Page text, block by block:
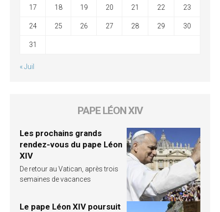
17 18 19 20 21 22 23
24 25 26 27 28 29 30
31
« Juil
PAPE LÉON XIV
Les prochains grands
rendez-vous du pape Léon
XIV
De retour au Vatican, après trois
semaines de vacances
Le pape Léon XIV poursuit